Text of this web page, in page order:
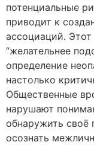
потенциальные
приводит к
ассоциаций.
“желательнее
определение
настолько
Общественные
нарушают
обнаружить своё
осознать